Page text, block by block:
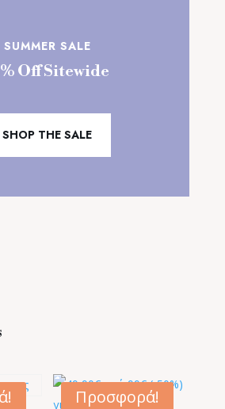
SUMMER SALE
Off Sitewide
SHOP THE SALE
Προσφορά!